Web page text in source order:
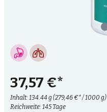
37,57 €*
Inhalt: 134.44 g(279,46 €* / 1000 g)
Reichweite: 145 Tage